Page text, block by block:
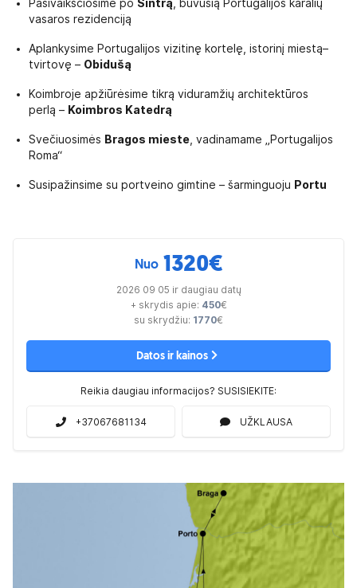
Pasivaikščiosime po Sintrą , buvusią Portugalijos karalių
vasaros rezidenciją
Aplankysime Portugalijos vizitinę kortelę, istorinį miestą–
tvirtovę – Obidušą
Koimbroje apžiūrėsime tikrą viduramžių architektūros
perlą – Koimbros Katedrą
Svečiuosimės Bragos mieste , vadinamame „Portugalijos
Roma“
Susipažinsime su portveino gimtine – šarminguoju Portu
Nuo 1320€
2026 09 05 ir daugiau datų
+ skrydis apie: 450€
su skrydžiu: 1770€
Datos ir kainos
Reikia daugiau informacijos? SUSISIEKITE:
+37067681134 UŽKLAUSA